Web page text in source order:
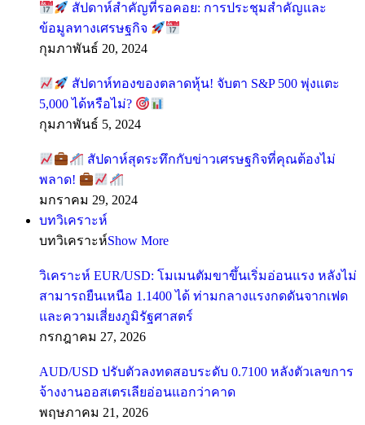
สัปดาห์สำคัญที่รอคอย: การประชุมสำคัญและ
ข้อมูลทางเศรษฐกิจ
กุมภาพันธ์ 20, 2024
สัปดาห์ทองของตลาดหุ้น! จับตา S&P 500 พุ่งแตะ
5,000 ได้หรือไม่?
กุมภาพันธ์ 5, 2024
สัปดาห์สุดระทึกกับข่าวเศรษฐกิจที่คุณต้องไม่
พลาด!
มกราคม 29, 2024
บทวิเคราะห์
บทวิเคราะห์Show More
วิเคราะห์ EUR/USD: โมเมนตัมขาขึ้นเริ่มอ่อนแรง หลังไม่
สามารถยืนเหนือ 1.1400 ได้ ท่ามกลางแรงกดดันจากเฟด
และความเสี่ยงภูมิรัฐศาสตร์
กรกฎาคม 27, 2026
AUD/USD ปรับตัวลงทดสอบระดับ 0.7100 หลังตัวเลขการ
จ้างงานออสเตรเลียอ่อนแอกว่าคาด
พฤษภาคม 21, 2026